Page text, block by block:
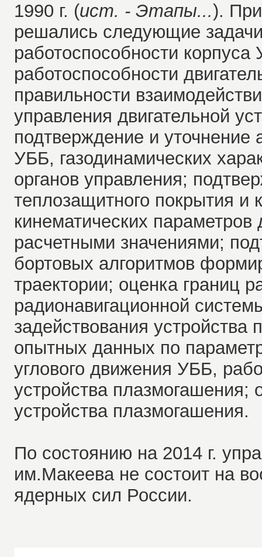
1990 г. (ист. - Этапы...).
решались следующие
работоспособности
работоспособности
правильности
управления двигательной
подтверждение и уточнение
УББ, газодинамических
органов управления;
теплозащитного покрытия и
кинематических
расчетными значениями;
бортовых алгоритмов
траектории; оценка границ
радионавигационной
задействования
опытных данных по
углового движения УББ,
устройства плазмогашения;
устройства плазмогашения.
По состоянию на 2014 г.
им.Макеева не состоит на
ядерных сил России.